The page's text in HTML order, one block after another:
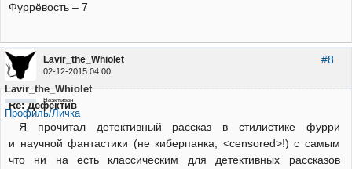
Фуррёвость – 7
#8
Lavir_the_Whiolet
02-12-2015 04:00
Lavir_the_Whiolet
Неактивен
Профиль/Личка
Re: Дефектив
Я прочитал детективный рассказ в стилистике фурри
и научной фантастики (не киберпанка, <censored>!) с самым
что ни на есть классическим для детективных рассказов